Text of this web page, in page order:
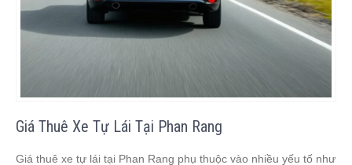
Giá Thuê Xe Tự Lái Tại Phan Rang
Giá thuê xe tự lái tại Phan Rang phụ thuộc vào nhiều yếu tố như